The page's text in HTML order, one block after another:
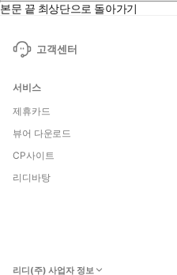
본문 끝 최상단으로 돌아가기
고객센터
서비스
제휴카드
뷰어 다운로드
CP사이트
리디바탕
리디(주) 사업자 정보